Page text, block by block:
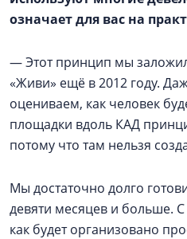
означает для вас на
— Этот принцип мы
«Живи» ещё в 2012 году.
оцениваем, как человек
площадки вдоль КАД
потому что там нельзя
Мы достаточно долго
девяти месяцев и больше.
как будет организовано